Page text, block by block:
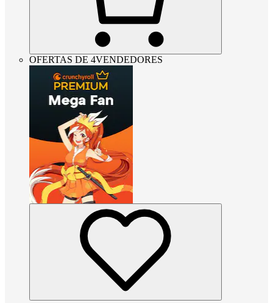
OFERTAS DE 4VENDEDORES